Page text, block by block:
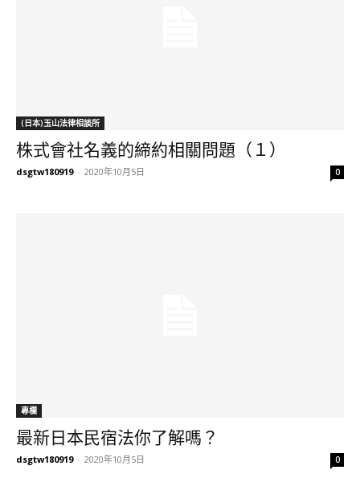
(日本)玉山法律相談所
株式會社名義的締約相關問題（１）
dsgtw180919 - 2020年10月5日 0
專欄
最新日本民宿法你了解嗎？
dsgtw180919 - 2020年10月5日 0